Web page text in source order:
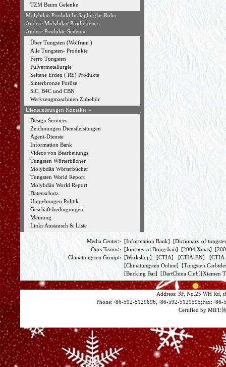
TZM Baum Gelenke
Molybdän Produkt In Saphirglas Roh»
Andere Molybdän Produkte » »
Andere Produkte Seiten »
Über Tungsten (Wolfram )
Alle Tungsten- Produkte
Ferro Tungsten
Pulvermetallurgie
Seltene Erden ( RE) Produkte
Sinterbronze Poröse
SiC, B4C und CBN
Werkzeugmaschinen Zubehör
Dienstleistungen Kontakte »
Design Services
Zeichnungen Dienstleistungen
Agent-Dienste
Information Bank
Videos von Bearbeitungs
Tungsten Wörterbücher
Molybdän Wörterbücher
Tungsten World Report
Molybdän World Report
Datenschutz
Umgebungen Politik
Geschäftsbedingungen
Meinung
Links Austausch & Liste
Media Center> [Information Bank] [Dictionary of
Ours Teams> [Journey to Dongshan] [2004 Xmas] [
Chinatungsten Group> [Workshop] [CTIA] [CTIA-EN] [
[Chinatungsten Online] [Tungsten
[Bucking Bar] [DartChina Club][Xiamen
Address: 3F, No.25 WH Rd,
Phone:+86-592-5129696,+86-592-
Certified by MIIT: